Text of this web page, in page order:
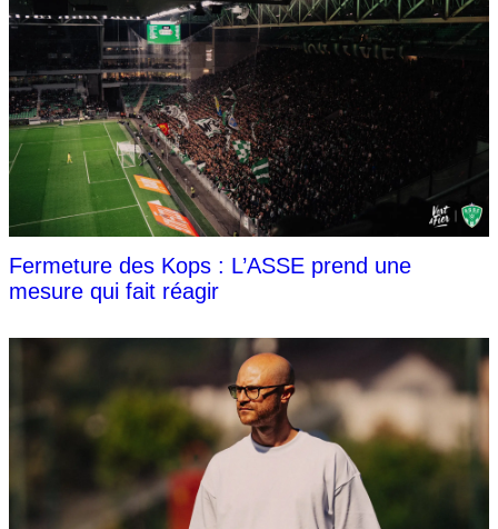
Fermeture des Kops : L’ASSE prend une
mesure qui fait réagir